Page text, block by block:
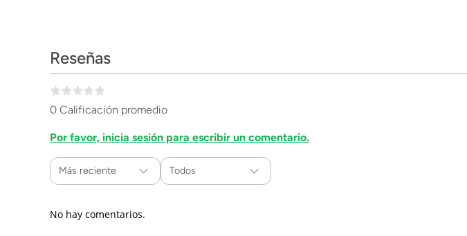
Reseñas
0 Calificación promedio
Por favor, inicia sesión para escribir un comentario.
Más reciente Todos
No hay comentarios.